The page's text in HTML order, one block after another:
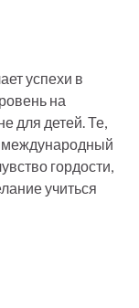
успехи в
на
для детей. Те,
международный
гордости,
учиться